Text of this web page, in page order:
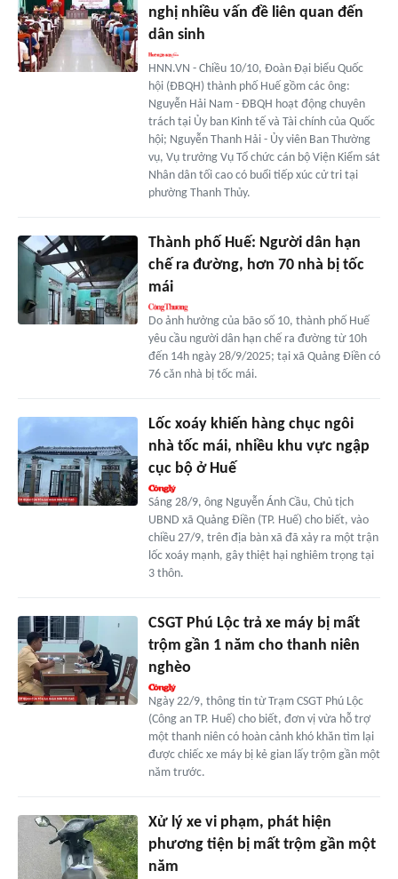
nghị nhiều vấn đề liên quan đến
dân sinh
HNN.VN - Chiều 10/10, Đoàn Đại biểu Quốc
hội (ĐBQH) thành phố Huế gồm các ông:
Nguyễn Hải Nam - ĐBQH hoạt động chuyên
trách tại Ủy ban Kinh tế và Tài chính của Quốc
hội; Nguyễn Thanh Hải - Ủy viên Ban Thường
vụ, Vụ trưởng Vụ Tổ chức cán bộ Viện Kiểm sát
Nhân dân tối cao có buổi tiếp xúc cử tri tại
phường Thanh Thủy.
Thành phố Huế: Người dân hạn
chế ra đường, hơn 70 nhà bị tốc
mái
Do ảnh hưởng của bão số 10, thành phố Huế
yêu cầu người dân hạn chế ra đường từ 10h
đến 14h ngày 28/9/2025; tại xã Quảng Điền có
76 căn nhà bị tốc mái.
Lốc xoáy khiến hàng chục ngôi
nhà tốc mái, nhiều khu vực ngập
cục bộ ở Huế
Sáng 28/9, ông Nguyễn Ánh Cầu, Chủ tịch
UBND xã Quảng Điền (TP. Huế) cho biết, vào
chiều 27/9, trên địa bàn xã đã xảy ra một trận
lốc xoáy mạnh, gây thiệt hại nghiêm trọng tại
3 thôn.
CSGT Phú Lộc trả xe máy bị mất
trộm gần 1 năm cho thanh niên
nghèo
Ngày 22/9, thông tin từ Trạm CSGT Phú Lộc
(Công an TP. Huế) cho biết, đơn vị vừa hỗ trợ
một thanh niên có hoàn cảnh khó khăn tìm lại
được chiếc xe máy bị kẻ gian lấy trộm gần một
năm trước.
Xử lý xe vi phạm, phát hiện
phương tiện bị mất trộm gần một
năm